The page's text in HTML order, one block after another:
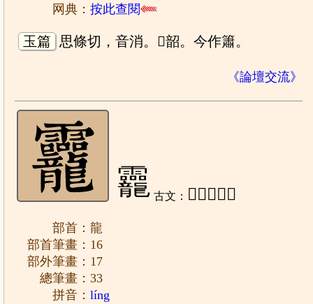
网典：按此查閱
玉篇 思條切，音消。𪛕韶。今作簫。
《論壇交流》
龗 古文： 𩆇、𪚙、𩆈
部首：龍
部首筆畫：16
部外筆畫：17
總筆畫：33
拼音：líng